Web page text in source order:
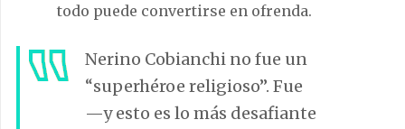
todo puede convertirse en ofrenda.
Nerino Cobianchi no fue un
“superhéroe religioso”. Fue
—y esto es lo más desafiante